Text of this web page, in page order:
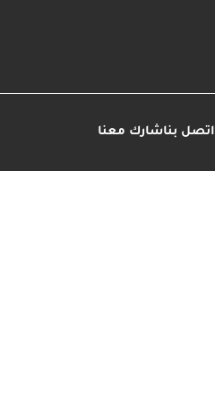
اتصل بناشارك معنا